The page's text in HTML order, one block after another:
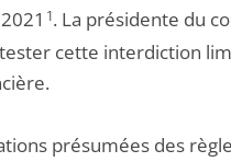
1. La présidente du
cette interdiction
présumées des